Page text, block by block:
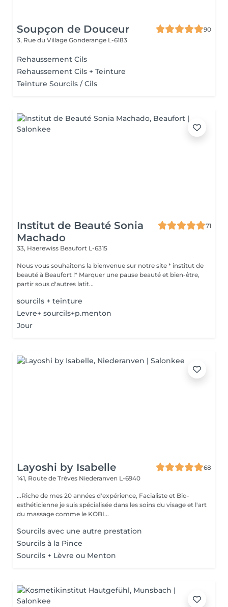
Soupçon de Douceur
90
3, Rue du Village Gonderange L-6183
Rehaussement Cils
Rehaussement Cils + Teinture
Teinture Sourcils / Cils
Institut de Beauté Sonia
Machado
71
33, Haerewiss Beaufort L-6315
Nous vous souhaitons la bienvenue sur notre site * institut de
beauté à Beaufort !* Marquer une pause beauté et bien-être,
partir sous d'autres latit...
sourcils + teinture
Levre+ sourcils+p.menton
Jour
Layoshi by Isabelle
68
141, Route de Trèves Niederanven L-6940
...Riche de mes 20 années d'expérience, Facialiste et Bio-
esthéticienne je suis spécialisée dans les soins du visage et l'art
du massage comme le KOBI...
Sourcils avec une autre prestation
Sourcils à la Pince
Sourcils + Lèvre ou Menton